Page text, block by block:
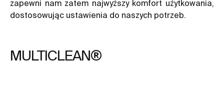
zapewni nam zatem najwyższy komfort użytkowania,
dostosowując ustawienia do naszych potrzeb.
MULTICLEAN®